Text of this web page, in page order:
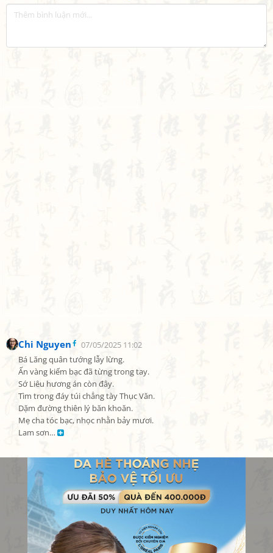
Chi Nguyen
07/05/2025 11:02
Bá Lăng quân tướng lẫy lừng.
Ấn vàng kiếm bạc đã từng trong tay.
Sớ Liêu hương án còn đây.
Tìm trong đáy túi chẳng tày Thục Văn.
Dặm đường thiên lý băn khoăn.
Mẹ cha tóc bạc, nhọc nhằn bảy mươi.
Lam sơn…